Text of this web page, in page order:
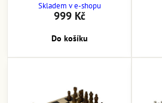
Skladem v e-shopu
999 Kč
Do košíku